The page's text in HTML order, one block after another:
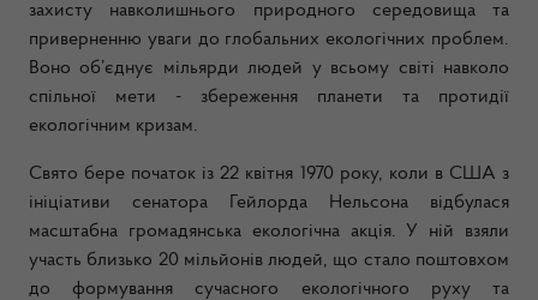
захисту навколишнього природного середовища та
приверненню уваги до глобальних екологічних проблем.
Воно об’єднує мільярди людей у всьому світі навколо
спільної мети - збереження планети та протидії
екологічним кризам.
Свято бере початок із 22 квітня 1970 року, коли в США з
ініціативи сенатора Гейлорда Нельсона відбулася
масштабна громадянська екологічна акція. У ній взяли
участь близько 20 мільйонів людей, що стало поштовхом
до формування сучасного екологічного руху та